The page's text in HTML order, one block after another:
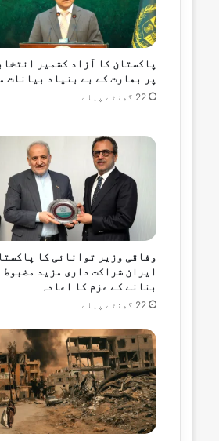
ستمبر 22, 2024
ضلع کرم میں قبائل کے
ستمبر 18, 2024
اے این ایف کی کارروائیاں، 6 ملزمان گرفتار، 539
ستمبر 17, 2024
ڈکیتی کے دوران
ستمبر 15, 2024
خیبرپختونخوا
پاکستان کا آزاد کشمیر
پر بھارت کے بے بنیاد بیانات
22 گھنٹے پہلے
وفاقی وزیر توانائی کا
ایران شراکت داری مزید مضبوط
بنانے کے عزم کا اعادہ
22 گھنٹے پہلے